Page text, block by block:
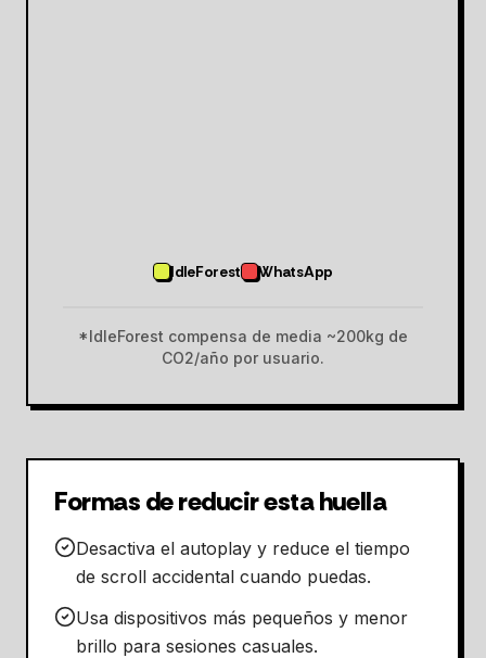
IdleForest WhatsApp
*IdleForest compensa de media ~200kg de
CO2/año por usuario.
Formas de reducir esta huella
Desactiva el autoplay y reduce el tiempo
de scroll accidental cuando puedas.
Usa dispositivos más pequeños y menor
brillo para sesiones casuales.